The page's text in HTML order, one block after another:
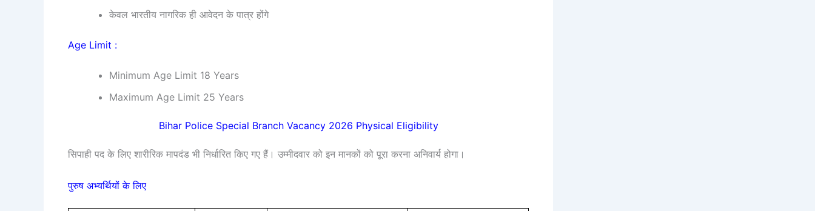
केवल भारतीय नागरिक ही आवेदन के पात्र होंगे
Age Limit :
Minimum Age Limit 18 Years
Maximum Age Limit 25 Years
Bihar Police Special Branch Vacancy 2026 Physical Eligibility
सिपाही पद के लिए शारीरिक मापदंड भी निर्धारित किए गए हैं। उम्मीदवार को इन मानकों को पूरा करना अनिवार्य होगा।
पुरुष अभ्यर्थियों के लिए